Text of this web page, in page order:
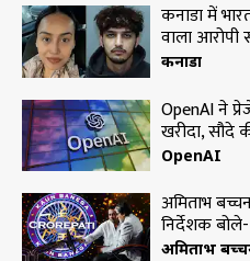
कनाडा में
वाला आरोपी
कनाडा
OpenAI ने
खरीदा, सौदे
OpenAI
अमिताभ
निर्देशक
अमिताभ